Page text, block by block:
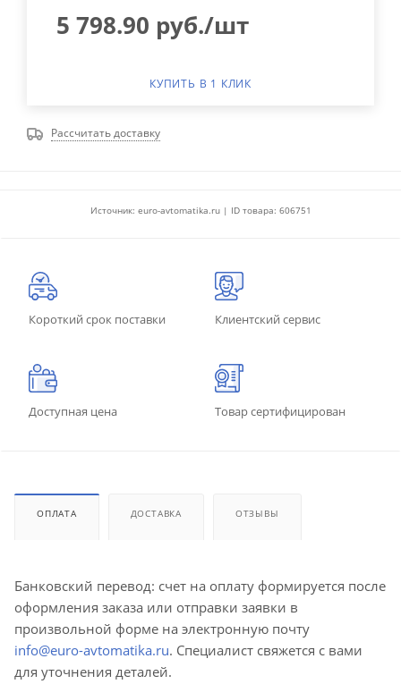
5 798.90 руб./шт
КУПИТЬ В 1 КЛИК
Рассчитать доставку
Источник: euro-avtomatika.ru | ID товара: 606751
Короткий срок поставки Клиентский сервис
Доступная цена Товар сертифицирован
ОПЛАТА ДОСТАВКА ОТЗЫВЫ
Банковский перевод: счет на оплату формируется после
оформления заказа или отправки заявки в
произвольной форме на электронную почту
info@euro-avtomatika.ru. Специалист свяжется с вами
для уточнения деталей.